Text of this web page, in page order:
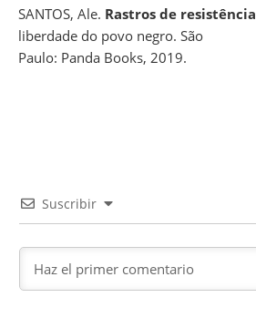
SANTOS, Ale. Rastros de resistência
liberdade do povo negro. São
Paulo: Panda Books, 2019.
Suscribir